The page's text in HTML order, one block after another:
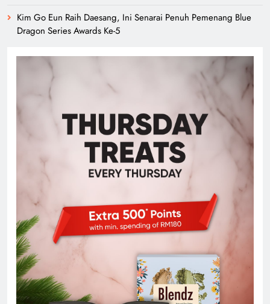
Kim Go Eun Raih Daesang, Ini Senarai Penuh Pemenang Blue
Dragon Series Awards Ke-5